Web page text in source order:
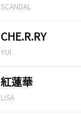
SCANDAL
CHE.R.RY
YUI
紅蓮華
LiSA